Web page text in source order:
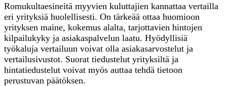
Romukultaesineitä myyvien kuluttajien kannattaa vertailla
eri yrityksiä huolellisesti. On tärkeää ottaa huomioon
yrityksen maine, kokemus alalta, tarjottavien hintojen
kilpailukyky ja asiakaspalvelun laatu. Hyödyllisiä
työkaluja vertailuun voivat olla asiakasarvostelut ja
vertailusivustot. Suorat tiedustelut yrityksiltä ja
hintatiedustelut voivat myös auttaa tehdä tietoon
perustuvan päätöksen.